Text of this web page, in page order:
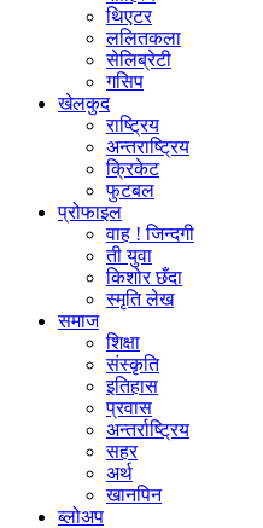
थिएटर
ललितकला
सेलिब्रेटी
गसिप
खेलकुद
राष्ट्रिय
अन्तराष्ट्रिय
क्रिकेट
फुटबल
प्रोफाइल
वाह ! जिन्दगी
ती युवा
किशोर छँदा
स्मृति लेख
समाज
शिक्षा
संस्कृति
इतिहास
प्रवास
अन्तर्राष्ट्रिय
सहर
अर्थ
खानपिन
ब्लोअप